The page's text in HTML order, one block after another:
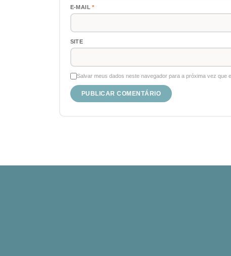
E-MAIL*
SITE
Salvar meus dados neste navegador para a próxima vez que